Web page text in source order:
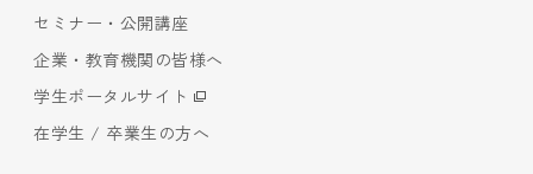
セミナー・公開講座
企業・教育機関の皆様へ
学生ポータルサイト
在学生 / 卒業生の方へ